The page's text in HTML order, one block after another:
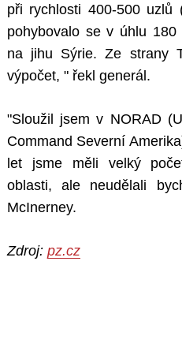
při rychlosti 400-500
pohybovalo se v úhlu
na jihu Sýrie. Ze strany
výpočet, " řekl generál.
"Sloužil jsem v NORAD
Command Severní
let jsme měli velký
oblasti, ale neudělali
McInerney.
Zdroj: pz.cz